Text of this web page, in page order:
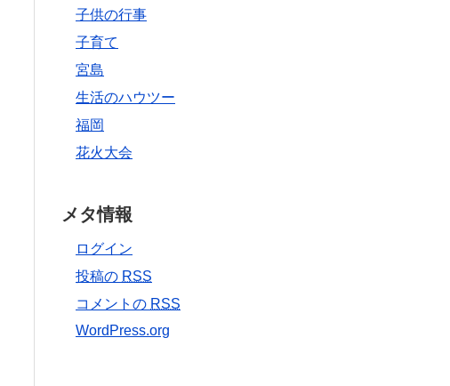
子供の行事
子育て
宮島
生活のハウツー
福岡
花火大会
メタ情報
ログイン
投稿の RSS
コメントの RSS
WordPress.org